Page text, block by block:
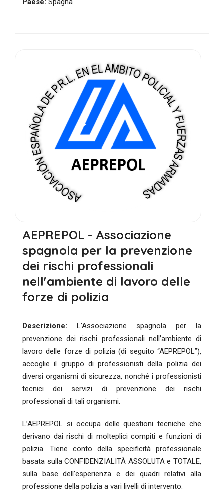
AEPREPOL - Associazione
spagnola per la prevenzione
dei rischi professionali
nell'ambiente di lavoro delle
forze di polizia
Descrizione: L’Associazione spagnola per la
prevenzione dei rischi professionali nell’ambiente di
lavoro delle forze di polizia (di seguito “AEPREPOL”),
accoglie il gruppo di professionisti della polizia dei
diversi organismi di sicurezza, nonché i professionisti
tecnici dei servizi di prevenzione dei rischi
professionali di tali organismi.
L’AEPREPOL si occupa delle questioni tecniche che
derivano dai rischi di molteplici compiti e funzioni di
polizia. Tiene conto della specificità professionale
basata sulla CONFIDENZIALITÀ ASSOLUTA e TOTALE,
sulla base dell’esperienza e dei quadri relativi alla
professione della polizia a vari livelli di intervento.